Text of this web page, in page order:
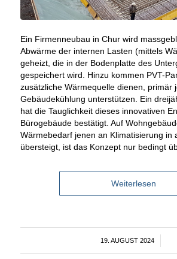
Ein Firmenneubau in Chur wird
Abwärme der internen Lasten (mittels
geheizt, die in der Bodenplatte des
gespeichert wird. Hinzu kommen PVT-
zusätzliche Wärmequelle dienen, primär
Gebäudekühlung unterstützen. Ein
hat die Tauglichkeit dieses innovativen
Bürogebäude bestätigt. Auf
Wärmebedarf jenen an Klimatisierung in
übersteigt, ist das Konzept nur bedingt
Weiterlesen
19. AUGUST 2024
/